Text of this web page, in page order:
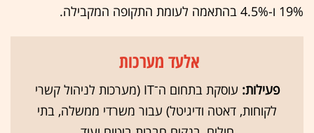
19% ו-4.5% בהתאמה לעומת התקופה המקבילה.
אלעד מערכות
פעילות:
עוסקת בתחום ה־IT (מערכות לניהול קשרי
לקוחות, דאטה ודיגיטל) עבור משרדי ממשלה, בתי